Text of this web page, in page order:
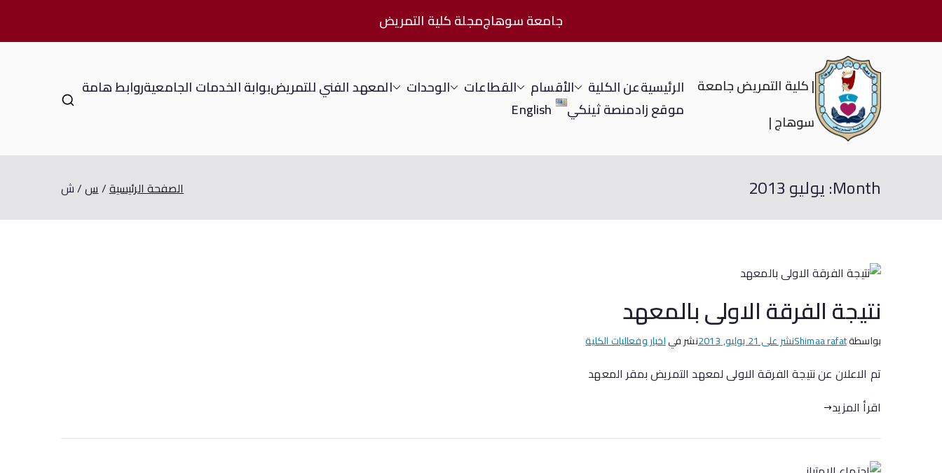
جامعة سوهاجمجلة كلية التمريض
| كلية التمريض جامعة
سوهاج |
الرئيسيةعن الكلية الأقسام القطاعات الوحدات المعهد الفني للتمريضبوابة الخدمات الجامعيةروابط هامة
موقع زادمنصة ثينكي English
Month: يوليو 2013 الصفحة الرئيسية س ش
نتيجة الفرقة الاولى بالمعهد
بواسطةShimaa rafatنشر على21 يوليو, 2013 نشر فياخبار وفعاليات الكلية
تم الاعلان عن نتيجة الفرقة الاولى لمعهد التمريض بمقر المعهد
اقرأ المزيد